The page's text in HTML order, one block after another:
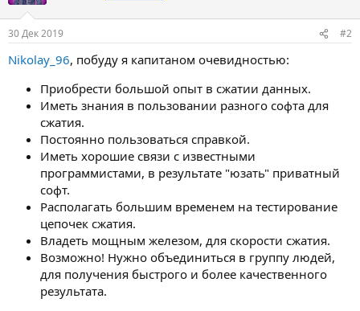
30 Дек 2019 #2
Nikolay_96, побуду я капитаном очевидностью:
Приобрести большой опыт в сжатии данных.
Иметь знания в пользовании разного софта для
сжатия.
Постоянно пользоваться справкой.
Иметь хорошие связи с известными
программистами, в результате "юзать" приватный
софт.
Располагать большим временем на тестирование
цепочек сжатия.
Владеть мощным железом, для скорости сжатия.
Возможно! Нужно объединиться в группу людей,
для получения быстрого и более качественного
результата.